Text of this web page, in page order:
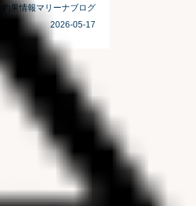
釣果情報マリーナブログ
2026-05-17